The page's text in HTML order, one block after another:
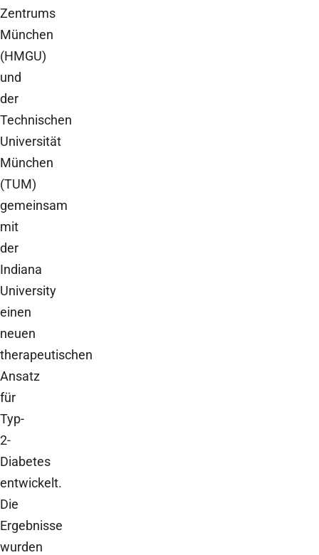
Zentrums
München
(HMGU)
und
der
Technischen
Universität
München
(TUM)
gemeinsam
mit
der
Indiana
University
einen
neuen
therapeutischen
Ansatz
für
Typ-
2-
Diabetes
entwickelt.
Die
Ergebnisse
wurden